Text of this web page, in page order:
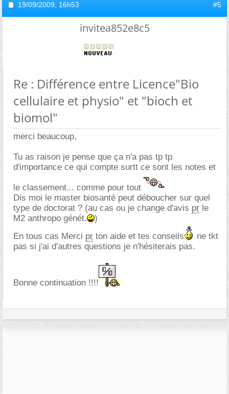
19/09/2009, 16h53 #5
invitea852e8c5
Re : Différence entre Licence"Bio
cellulaire et physio" et "bioch et
biomol"
merci beaucoup,
Tu as raison je pense que ça n'a pas tp tp
d'importance ce qui compte surtt ce sont les notes et
le classement... comme pour tout
Dis moi le master biosanté peut déboucher sur quel
type de doctorat ? (au cas ou je change d'avis pr le
M2 anthropo génét.
)
En tous cas Merci pr ton aide et tes conseils
ne tkt
pas si j'ai d'autres questions je n'hésiterais pas.
Bonne continuation !!!!